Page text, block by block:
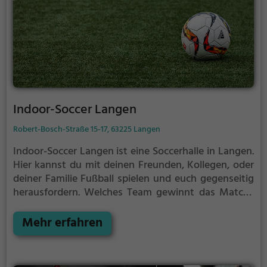
Indoor-Soccer Langen
Robert-Bosch-Straße 15-17, 63225 Langen
Indoor-Soccer Langen ist eine Soccerhalle in Langen.
Hier kannst du mit deinen Freunden, Kollegen, oder
deiner Familie Fußball spielen und euch gegenseitig
herausfordern. Welches Team gewinnt das Match?
Kindergeburtstag, ein Teamevent, eine Firmenfeier
oder einen Junggesellenabschied.
Mehr erfahren